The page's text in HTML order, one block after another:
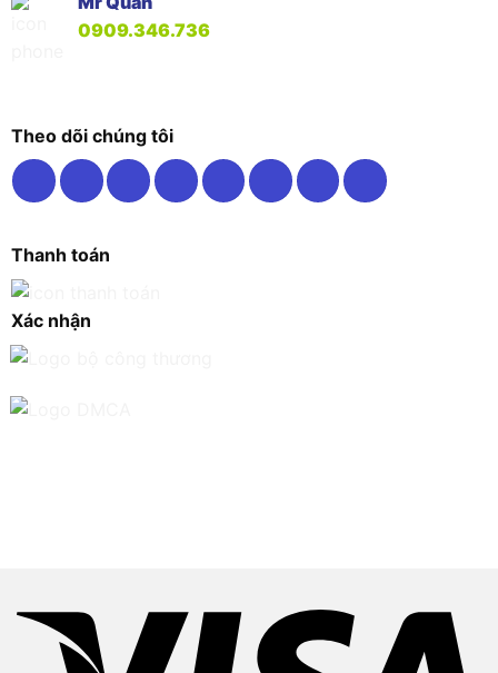
0909.346.736
Theo dõi chúng tôi
Thanh toán
Xác nhận